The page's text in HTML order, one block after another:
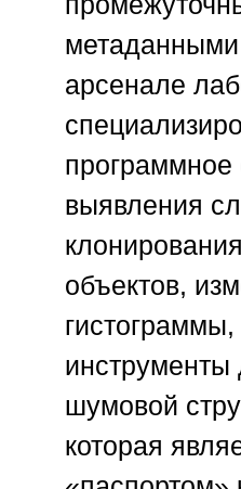
арсенале
программное
выявления
объектов,
инструменты
шумовой
которая